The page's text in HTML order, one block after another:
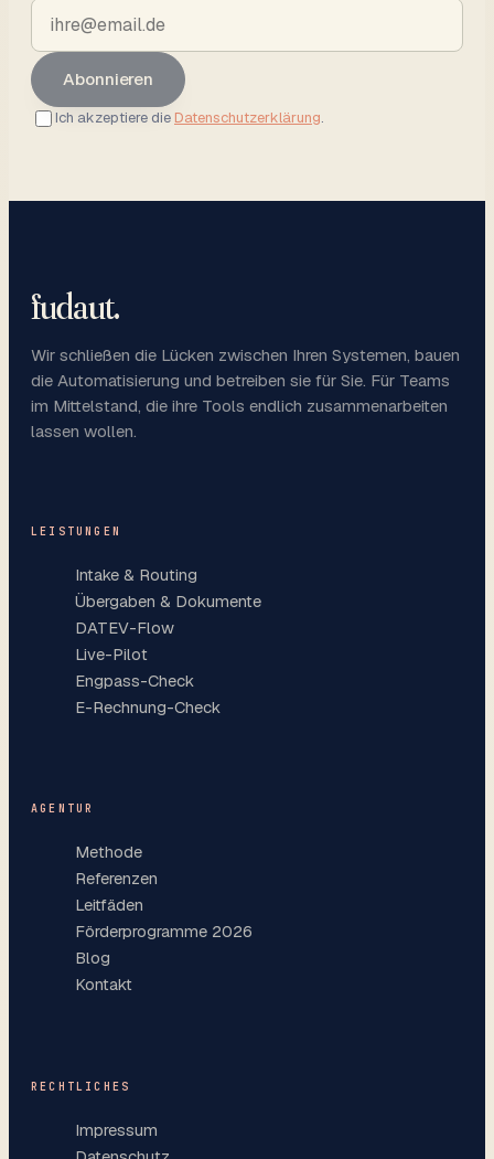
Abonnieren
Ich akzeptiere die Datenschutzerklärung.
fudaut.
Wir schließen die Lücken zwischen Ihren Systemen, bauen
die Automatisierung und betreiben sie für Sie. Für Teams
im Mittelstand, die ihre Tools endlich zusammenarbeiten
lassen wollen.
LEISTUNGEN
Intake & Routing
Übergaben & Dokumente
DATEV-Flow
Live-Pilot
Engpass-Check
E-Rechnung-Check
AGENTUR
Methode
Referenzen
Leitfäden
Förderprogramme 2026
Blog
Kontakt
RECHTLICHES
Impressum